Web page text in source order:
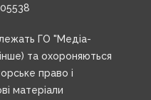
ГО "Медіа-
та охороняються
право і
матеріали